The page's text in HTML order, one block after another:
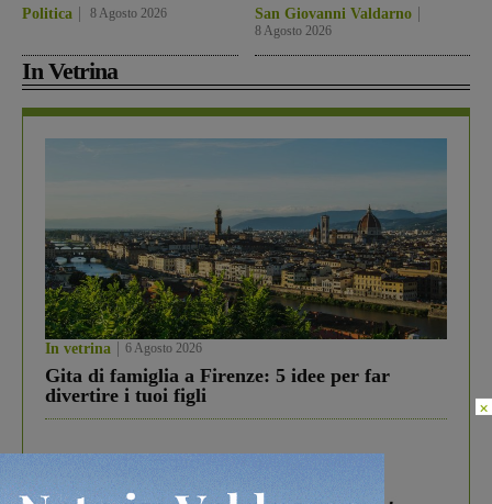
Politica 8 Agosto 2026 San Giovanni Valdarno
8 Agosto 2026
In Vetrina
In vetrina 6 Agosto 2026
Gita di famiglia a Firenze: 5 idee per far
divertire i tuoi figli
×